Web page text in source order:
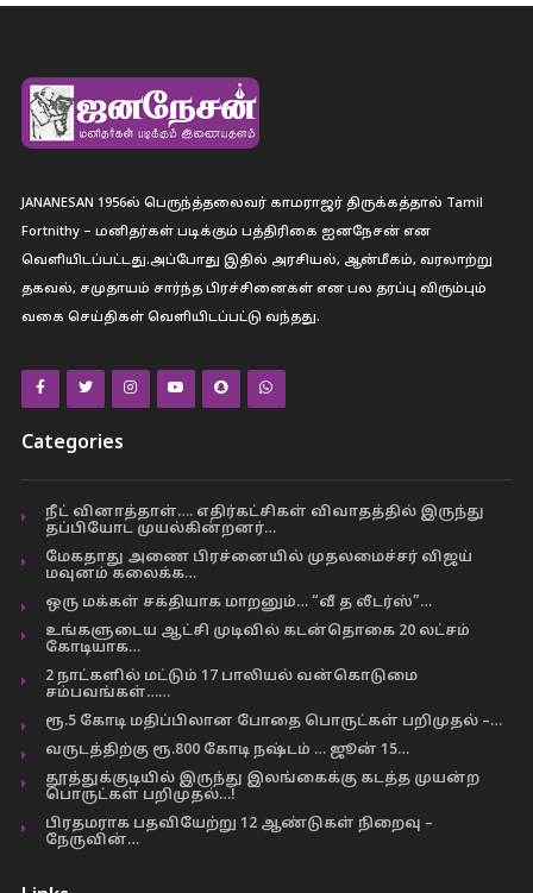
JANANESAN 1956ல் பெருந்த்தலைவர் காமராஜர் திருக்கத்தால் Tamil
Fortnithy – மனிதர்கள் படிக்கும் பத்திரிகை ஐனநேசன் என
வெளியிடப்பட்டது.அப்போது இதில் அரசியல், ஆன்மீகம், வரலாற்று
தகவல், சமுதாயம் சார்ந்த பிரச்சினைகள் என பல தரப்பு விரும்பும்
வகை செய்திகள் வெளியிடப்பட்டு வந்தது.
Categories
நீட் வினாத்தாள்…. எதிர்கட்சிகள் விவாதத்தில் இருந்து
தப்பியோட முயல்கின்றனர்…
மேகதாது அணை பிரச்னையில் முதலமைச்சர் விஜய்
மவுனம் கலைக்க…
ஒரு மக்கள் சக்தியாக மாறனும்… “வீ த லீடர்ஸ்”…
உங்களுடைய ஆட்சி முடிவில் கடன்தொகை 20 லட்சம்
கோடியாக…
2 நாட்களில் மட்டும் 17 பாலியல் வன்கொடுமை
சம்பவங்கள்……
ரூ.5 கோடி மதிப்பிலான போதை பொருட்கள் பறிமுதல் –…
வருடத்திற்கு ரூ.800 கோடி நஷ்டம் … ஜூன் 15…
தூத்துக்குடியில் இருந்து இலங்கைக்கு கடத்த முயன்ற
பொருட்கள் பறிமுதல்…!
பிரதமராக பதவியேற்று 12 ஆண்டுகள் நிறைவு –
நேருவின்…